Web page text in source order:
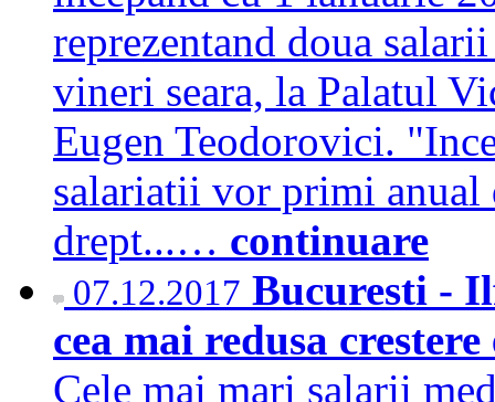
reprezentand doua
vineri seara, la Palatul
Eugen Teodorovici.
salariatii vor primi anual
drept...… continuare
07.12.2017 Bucuresti -
cea mai redusa
Cele mai mari salarii